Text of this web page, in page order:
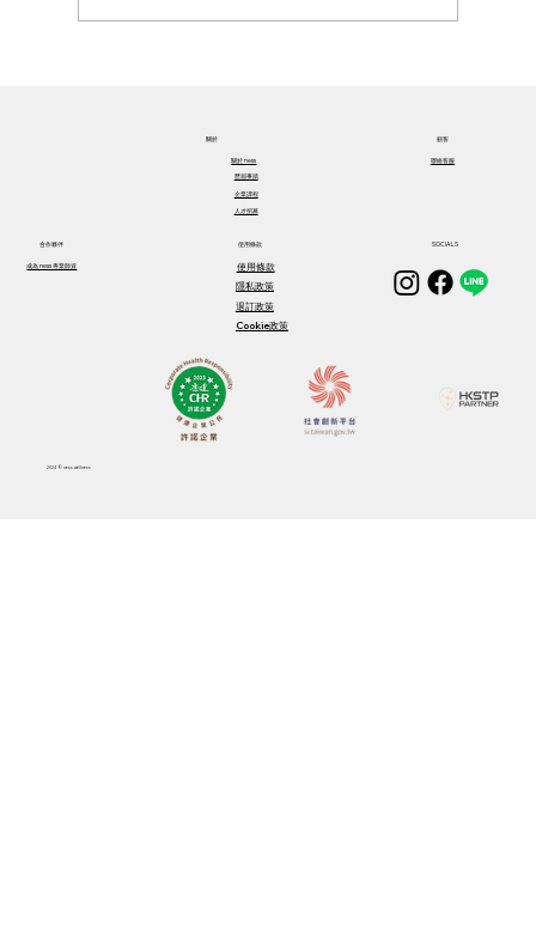
嘗試飲食法的第一步：保持覺知
2024 © ness wellness
關於​
關於​ ness
歷屆事蹟
企業課程
人才招募
顧客
聯絡客服
合作夥伴
成為 ness 專業師資
使用條款
使用條款
隱私政策
退訂政策
Cookie政策
SOCIALS